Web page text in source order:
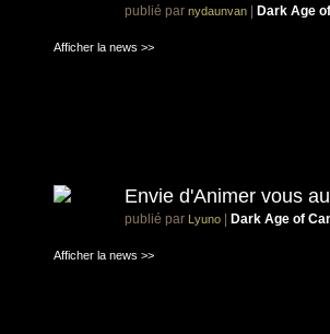
publié par nydaunvan Dark Age
Afficher la news >>
Envie d'Animer vous
publié par Lyuno Dark Age of
Afficher la news >>